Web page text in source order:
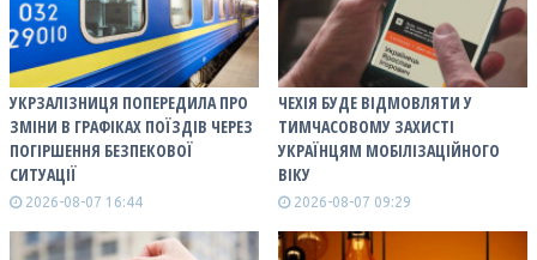
УКРЗАЛІЗНИЦЯ ПОПЕРЕДИЛА ПРО
ЗМІНИ В ГРАФІКАХ ПОЇЗДІВ ЧЕРЕЗ
ПОГІРШЕННЯ БЕЗПЕКОВОЇ
СИТУАЦІЇ
2026-08-07 16:44
ЧЕХІЯ БУДЕ ВІДМОВЛЯТИ У
ТИМЧАСОВОМУ ЗАХИСТІ
УКРАЇНЦЯМ МОБІЛІЗАЦІЙНОГО
ВІКУ
2026-08-07 09:29